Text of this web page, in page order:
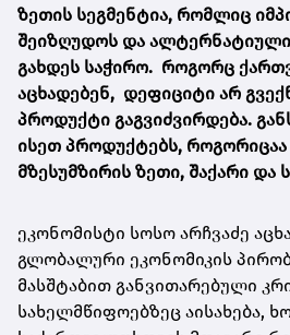
ზეთის სეგმენტია, რომლიც
შეიზღუდოს და ალტერნატიული
გახდეს საჭირო. როგორც
აცხადებენ, დეფიციტი არ
პროდუქტი გაგვიძვირდება.
ისეთ პროდუქტებს,
მზესუმზირის ზეთი, შაქარი და
ეკონომისტი სოსო არჩვაძე
გლობალური ეკონომიკის
მასშტაბით განვითარებული
სახელმწიფოებზეც აისახება,